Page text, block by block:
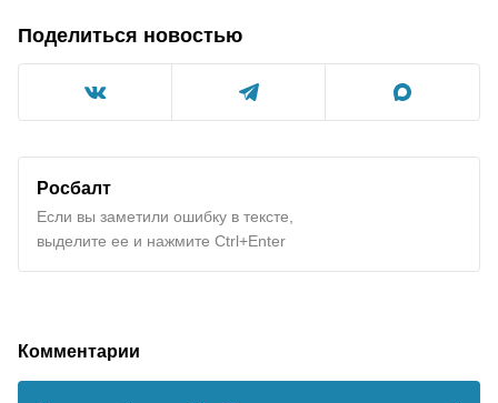
Поделиться новостью
Росбалт
Если вы заметили ошибку в тексте,
выделите ее и нажмите Ctrl+Enter
Комментарии